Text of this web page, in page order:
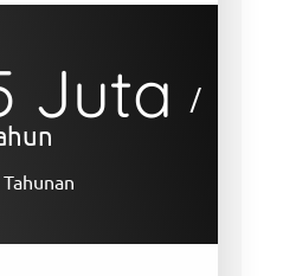
Juta
/